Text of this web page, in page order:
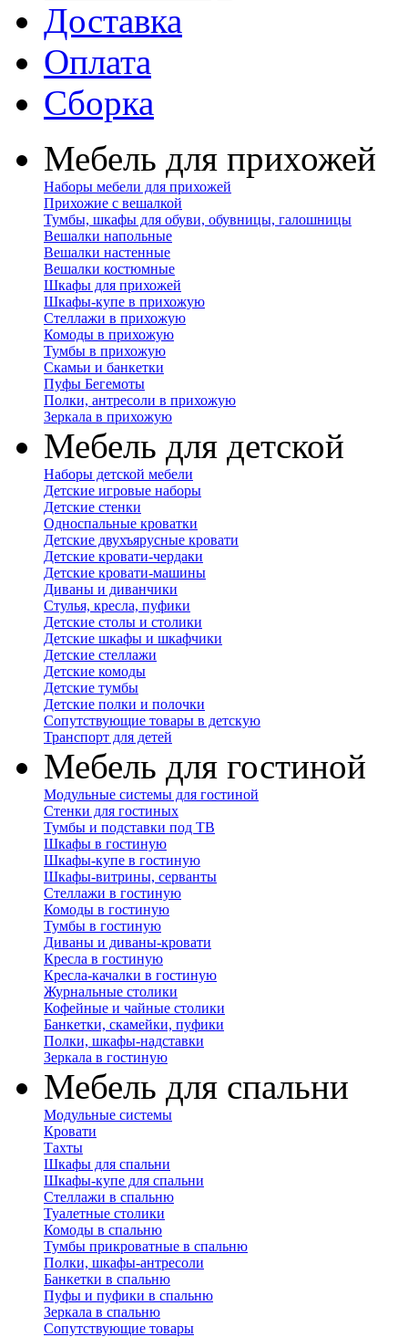
Доставка
Оплата
Сборка
Мебель для прихожей
Наборы мебели для прихожей
Прихожие с вешалкой
Тумбы, шкафы для обуви, обувницы, галошницы
Вешалки напольные
Вешалки настенные
Вешалки костюмные
Шкафы для прихожей
Шкафы-купе в прихожую
Стеллажи в прихожую
Комоды в прихожую
Тумбы в прихожую
Скамьи и банкетки
Пуфы Бегемоты
Полки, антресоли в прихожую
Зеркала в прихожую
Мебель для детской
Наборы детской мебели
Детские игровые наборы
Детские стенки
Односпальные кроватки
Детские двухъярусные кровати
Детские кровати-чердаки
Детские кровати-машины
Диваны и диванчики
Стулья, кресла, пуфики
Детские столы и столики
Детские шкафы и шкафчики
Детские стеллажи
Детские комоды
Детские тумбы
Детские полки и полочки
Сопутствующие товары в детскую
Транспорт для детей
Мебель для гостиной
Модульные системы для гостиной
Стенки для гостиных
Тумбы и подставки под ТВ
Шкафы в гостиную
Шкафы-купе в гостиную
Шкафы-витрины, серванты
Стеллажи в гостиную
Комоды в гостиную
Тумбы в гостиную
Диваны и диваны-кровати
Кресла в гостиную
Кресла-качалки в гостиную
Журнальные столики
Кофейные и чайные столики
Банкетки, скамейки, пуфики
Полки, шкафы-надставки
Зеркала в гостиную
Мебель для спальни
Модульные системы
Кровати
Тахты
Шкафы для спальни
Шкафы-купе для спальни
Стеллажи в спальню
Туалетные столики
Комоды в спальню
Тумбы прикроватные в спальню
Полки, шкафы-антресоли
Банкетки в спальню
Пуфы и пуфики в спальню
Зеркала в спальню
Сопутствующие товары